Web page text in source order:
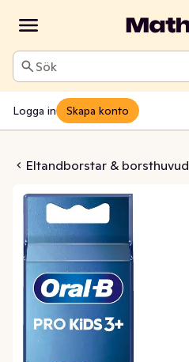
Sök
Logga in Skapa konto
Eltandborstar & borsthuvud
Frozen Refill +3 År